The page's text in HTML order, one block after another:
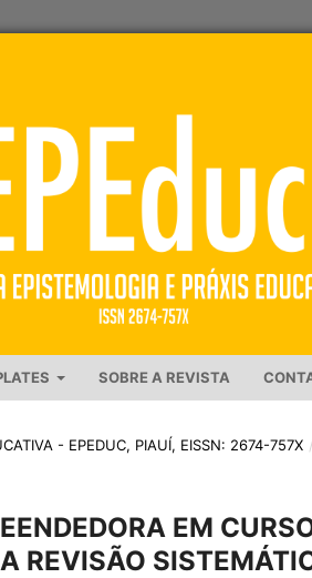
SOBRE A REVISTA
- EPEDUC, PIAUÍ, EISSN: 2674-757X /
EM
REVISÃO